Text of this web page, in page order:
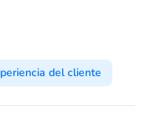
del cliente